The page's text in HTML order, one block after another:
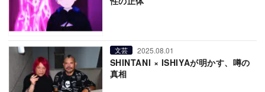
文芸 2025.08.01
SHINTANI × ISHIYAが明かす、噂の
真相